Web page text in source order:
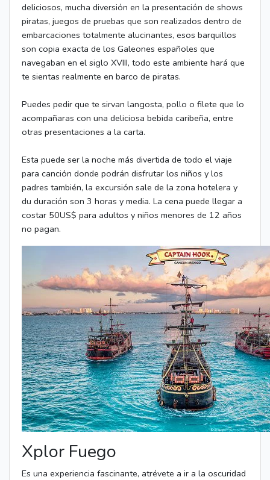
deliciosos, mucha diversión en la presentación de shows
piratas, juegos de pruebas que son realizados dentro de
embarcaciones totalmente alucinantes, esos barquillos
son copia exacta de los Galeones españoles que
navegaban en el siglo XVIII, todo este ambiente hará que
te sientas realmente en barco de piratas.
Puedes pedir que te sirvan langosta, pollo o filete que lo
acompañaras con una deliciosa bebida caribeña, entre
otras presentaciones a la carta.
Esta puede ser la noche más divertida de todo el viaje
para canción donde podrán disfrutar los niños y los
padres también, la excursión sale de la zona hotelera y
du duración son 3 horas y media. La cena puede llegar a
costar 50US$ para adultos y niños menores de 12 años
no pagan.
Xplor Fuego
Es una experiencia fascinante, atrévete a ir a la oscuridad